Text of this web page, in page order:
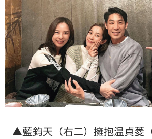
▲藍鈞天（右二）擁抱温貞菱